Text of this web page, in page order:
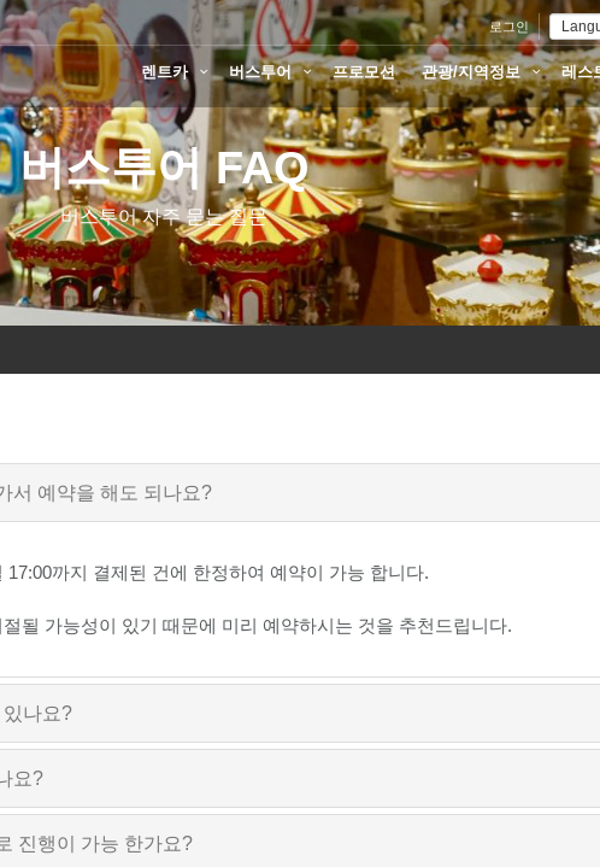
로그인
렌트카 버스투어 프로모션 관광/지역정보 레스
버스투어 FAQ
버스투어 자주 묻는 질문
서 예약을 해도 되나요?
17:00까지 결제된 건에 한정하여 예약이 가능 합니다.
될 가능성이 있기 때문에 미리 예약하시는 것을 추천드립니다.
나요?
요?
진행이 가능 한가요?